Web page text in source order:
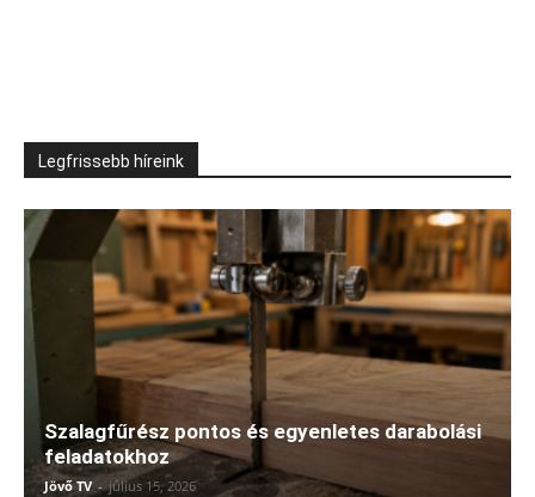
Legfrissebb híreink
Szalagfűrész pontos és egyenletes darabolási
feladatokhoz
Jövő TV - július 15, 2026